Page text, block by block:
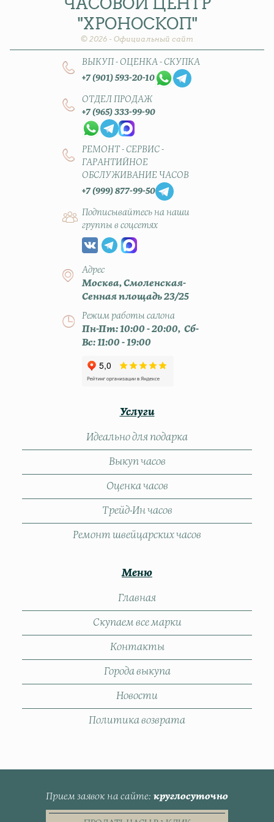
"ХРОНОСКОП"
© 2026 - Официальный сайт
ВЫКУП - ОЦЕНКА - СКУПКА
+7 (901) 593-20-10
ОТДЕЛ ПРОДАЖ
+7 (965) 333-99-90
РЕМОНТ - СЕРВИС -
ГАРАНТИЙНОЕ
ОБСЛУЖИВАНИЕ ЧАСОВ
+7 (999) 877-99-50
Подписывайтесь на наши
группы в соцсетях
Адрес
Москва, Смоленская-
Сенная площадь 23/25
Режим работы салона
Пн-Пт: 10:00 - 20:00, Сб-
Вс: 11:00 - 19:00
Услуги
Идеально для подарка
Выкуп часов
Оценка часов
Трейд-Ин часов
Ремонт швейцарских часов
Меню
Главная
Скупаем все марки
Контакты
Города выкупа
Новости
Политика возврата
Прием заявок на сайте круглосуточно